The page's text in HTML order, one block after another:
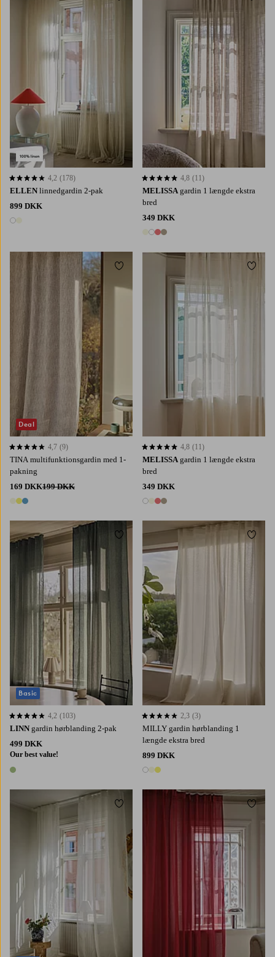
ELLEN linnedgardin 2-pak
899 DKK
2 farver
4,2 baseret på 178 bedømmelser
4,2 (178)
MELISSA gardin 1 længde ekstra
bred
349 DKK
4 farver
4,8 baseret på 11 bedømmelser
4,8 (11)
300
TINA multifunktionsgardin med 1-
pakning
169 DKK199 DKK
3 farver
4,7 baseret på 9 bedømmelser
4,7 (9)
Deal
Tilføj til favoritter
MELISSA gardin 1 længde ekstra
bred
349 DKK
4 farver
4,8 baseret på 11 bedømmelser
4,8 (11)
Tilføj
LINN gardin hørblanding 2-pak
499 DKK
Our best value!
1 farve
4,2 baseret på 103 bedømmelser
4,2 (103)
Basic
Tilføj til favoritter
MILLY gardin hørblanding 1
længde ekstra bred
899 DKK
3 farver
2,3 baseret på 3 bedømmelser
2,3 (3)
Tilføj
Tilføj til favoritter Tilføj